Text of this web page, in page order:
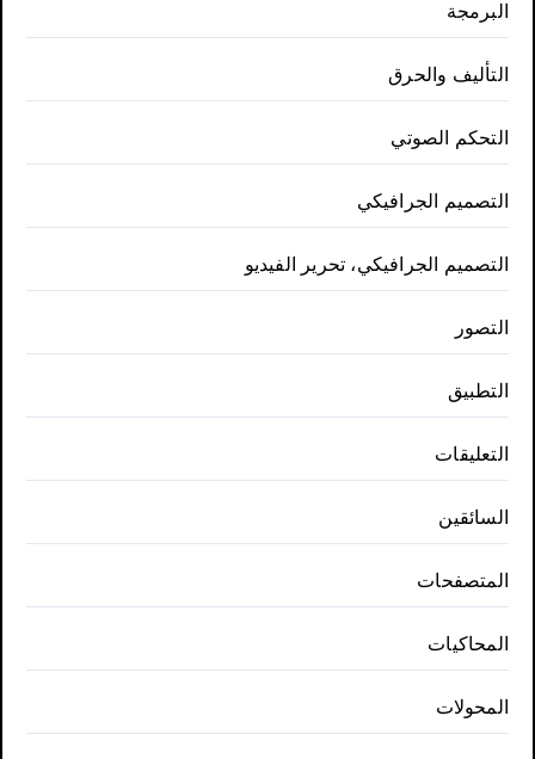
البرمجة
التأليف والحرق
التحكم الصوتي
التصميم الجرافيكي
التصميم الجرافيكي، تحرير الفيديو
التصور
التطبيق
التعليقات
السائقين
المتصفحات
المحاكيات
المحولات